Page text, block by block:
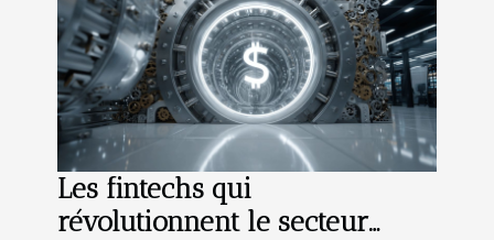
Les fintechs qui
révolutionnent le secteur